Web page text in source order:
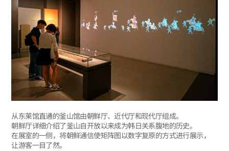
从东莱馆直通的釜山馆由朝鲜厅、近代厅和现代厅组成。
朝鲜厅详细介绍了釜山自开放以来成为韩日关系腹地的历史。
在展室的一侧，将朝鲜通信使矩阵图以数字复原的方式进行展示，
让游客一目了然。